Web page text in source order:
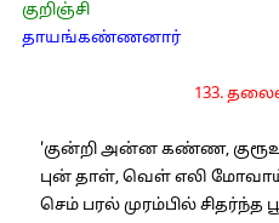
குறிஞ்சி
தாயங்கண்ணனார்
133.
'குன்றி அன்ன கண்ண, குரூஉ
புன் தாள், வெள் எலி
செம் பரல் முரம்பில் சிதர்ந்த